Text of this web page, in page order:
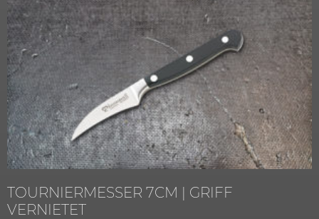
TOURNIERMESSER 7CM | GRIFF
VERNIETET